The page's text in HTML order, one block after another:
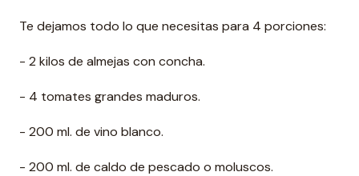
Te dejamos todo lo que necesitas para 4 porciones:
- 2 kilos de almejas con concha.
- 4 tomates grandes maduros.
- 200 ml. de vino blanco.
- 200 ml. de caldo de pescado o moluscos.